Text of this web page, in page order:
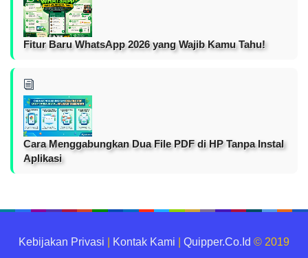
Fitur Baru WhatsApp 2026 yang Wajib Kamu Tahu!
Cara Menggabungkan Dua File PDF di HP Tanpa Instal
Aplikasi
Kebijakan Privasi Kontak Kami Quipper.Co.Id © 2019